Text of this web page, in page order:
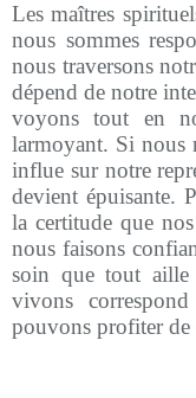
Les maîtres
nous sommes
nous traversons
dépend de notre
voyons tout en
larmoyant. Si nous
influe sur notre
devient épuisante.
la certitude que
nous faisons
soin que tout
vivons
pouvons profiter de